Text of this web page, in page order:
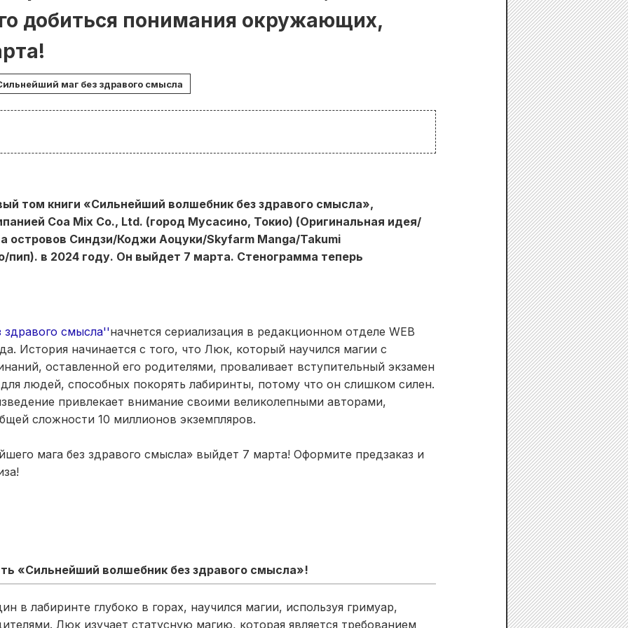
добиться понимания окружающих,
маг без здравого смысла
том книги «Сильнейший волшебник без здравого смысла»,
Coa Mix Co., Ltd. (город Мусасино, Токио) (Оригинальная идея/
островов Синдзи/Коджи Аоцуки/Skyfarm Manga/Takumi
пип). в 2024 году. Он выйдет 7 марта. Стенограмма теперь
здравого смысла''начнется сериализация в редакционном отделе WEB
История начинается с того, что Люк, который научился магии с
оставленной его родителями, проваливает вступительный экзамен
людей, способных покорять лабиринты, потому что он слишком силен.
привлекает внимание своими великолепными авторами,
сложности 10 миллионов экземпляров.
мага без здравого смысла» выйдет 7 марта! Оформите предзаказ и
«Сильнейший волшебник без здравого смысла»!
в лабиринте глубоко в горах, научился магии, используя гримуар,
Люк изучает статусную магию, которая является требованием